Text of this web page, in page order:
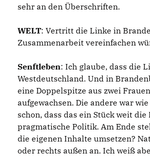
sehr an den Überschriften.
WELT: Vertritt die Linke in
Zusammenarbeit vereinfachen
Senftleben: Ich glaube, dass die
Westdeutschland. Und in
eine Doppelspitze aus zwei
aufgewachsen. Die andere war
schon, dass das ein Stück weit
pragmatische Politik. Am Ende
die eigenen Inhalte umsetzen?
oder rechts außen an. Ich weiß